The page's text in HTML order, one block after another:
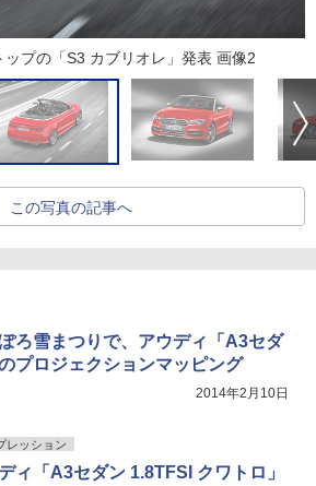
プの「S3 カブリオレ」発表 画像2
この写真の記事へ
ろ雪まつりで、アウディ「A3セダ
プロジェクションマッピング
2014年2月10日
レッション
ィ「A3セダン 1.8TFSI クワトロ」